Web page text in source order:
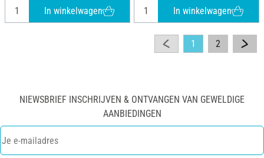
In winkelwagen In winkelwagen
1 2
NIEWSBRIEF INSCHRIJVEN & ONTVANGEN VAN GEWELDIGE
AANBIEDINGEN